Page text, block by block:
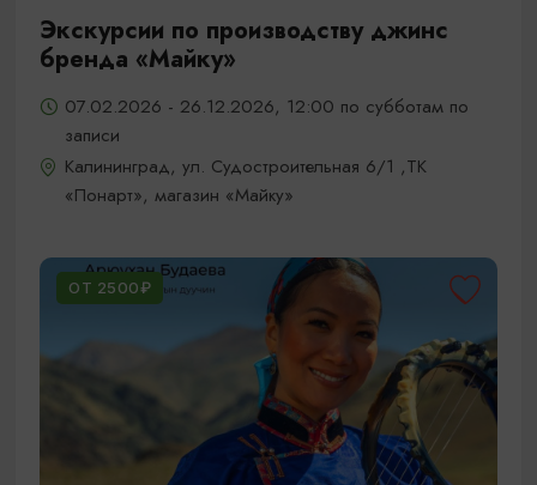
Экскурсии по производству джинс
бренда «Майку»
07.02.2026 - 26.12.2026, 12:00 по субботам по
записи
Калининград, ул. Судостроительная 6/1 ,ТК
«Понарт», магазин «Майку»
ОТ 2500₽